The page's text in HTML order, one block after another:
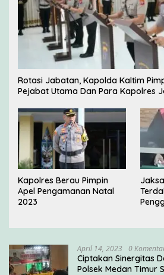
Rotasi Jabatan, Kapolda Kaltim
Pejabat Utama Dan Para Kapolres
Kapolres Berau Pimpin
Apel Pengamanan Natal
2023
April 14, 2023 0
Ciptakan Sinergitas
Polsek Medan Timur